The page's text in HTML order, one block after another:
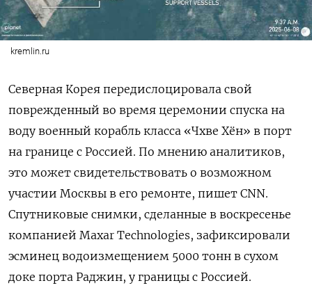
kremlin.ru
Северная Корея передислоцировала свой
поврежденный во время церемонии спуска на
воду военный корабль класса «Чхве Хён» в порт
на границе с Россией. По мнению аналитиков,
это может свидетельствовать о возможном
участии Москвы в его ремонте, пишет CNN.
Спутниковые снимки, сделанные в воскресенье
компанией Maxar Technologies, зафиксировали
эсминец водоизмещением 5000 тонн в сухом
доке порта Раджин, у границы с Россией.